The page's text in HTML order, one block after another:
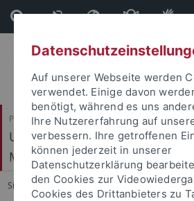
Direkt
zum
Inhalt
Direkt
zur
Fußleiste
Philosophische Fakultät
Ur- und Frühgeschichte und
Mittelalters
Sie sind hier: Startseite ... Ernst
Auf unserer Webseite werden
verwendet. Einige davon
benötigt, während es uns
Ihre Nutzererfahrung auf
verbessern. Ihre getroffenen
können jederzeit in unserer
Datenschutzerklärung
den Cookies zur
Cookies des Drittanbieters zu